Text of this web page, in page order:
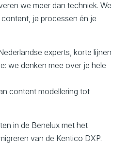
we meer dan techniek. We
je processen én je
experts, korte lijnen
we denken mee over je hele
content modellering tot
in de Benelux met het
van de Kentico DXP.